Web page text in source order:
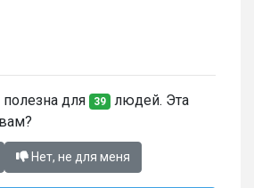
полезна для 39 людей. Эта
Нет, не для меня